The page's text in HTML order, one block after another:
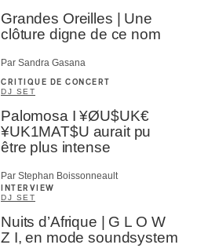
Grandes Oreilles | Une
clôture digne de ce nom
Par Sandra Gasana
CRITIQUE DE CONCERT
DJ SET
Palomosa I ¥ØU$UK€
¥UK1MAT$U aurait pu
être plus intense
Par Stephan Boissonneault
INTERVIEW
DJ SET
Nuits d’Afrique | G L O W
Z I, en mode soundsystem